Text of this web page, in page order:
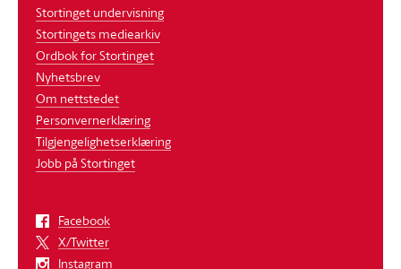
Stortinget undervisning
Stortingets mediearkiv
Ordbok for Stortinget
Nyhetsbrev
Om nettstedet
Personvernerklæring
Tilgjengelighetserklæring
Jobb på Stortinget
Facebook
X/Twitter
Instagram